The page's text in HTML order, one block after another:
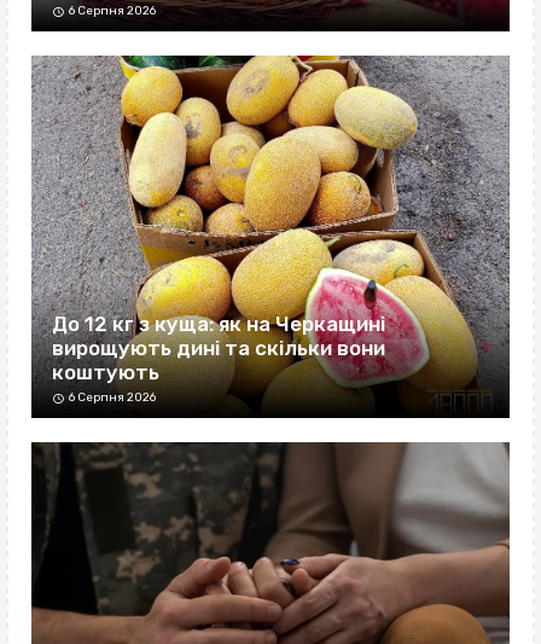
6 Серпня 2026
До 12 кг з куща: як на Черкащині
вирощують дині та скільки вони
коштують
6 Серпня 2026